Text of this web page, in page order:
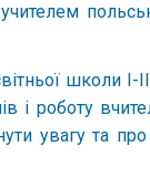
школи
і роботу
увагу та